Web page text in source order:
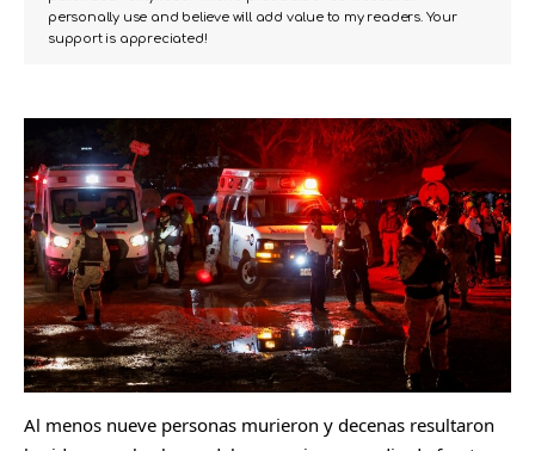
personally use and believe will add value to my readers. Your
support is appreciated!
Al menos nueve personas murieron y decenas resultaron